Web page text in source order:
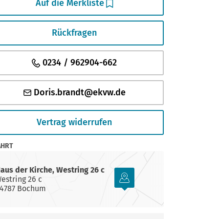
Auf die Merkliste
Rückfragen
0234 / 962904-662
Doris.brandt@ekvw.de
Vertrag widerrufen
der Kirche, Westring 26 c
26 c
Bochum